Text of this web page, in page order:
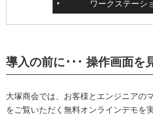
ワークステーシ
導入の前に･･･ 操作画面を
大塚商会では、お客様とエンジニアの
をご覧いただく無料オンラインデモを